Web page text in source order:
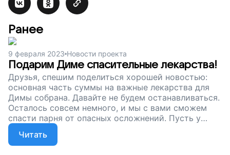
Ранее
9 февраля 2023 Новости проекта
Подарим Диме спасительные лекарства!
Друзья, спешим поделиться хорошей новостью:
основная часть суммы на важные лекарства для
Димы собрана. Давайте не будем останавливаться.
Осталось совсем немного, и мы с вами сможем
спасти парня от опасных осложнений. Пусть у
Димы снова будет возможность выходить из дома,
встречаться с друзьями, учиться и развиваться.
Пусть больничные стены навсегда останутся для
Читать